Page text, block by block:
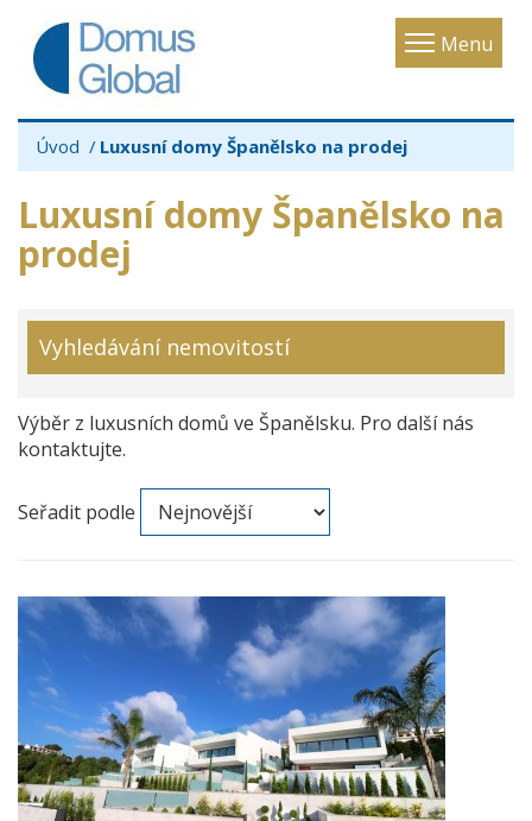
Menu
Toggle
Úvod Luxusní domy Španělsko na prodej
Luxusní domy Španělsko na
prodej
Vyhledávání nemovitostí
Výběr z luxusních domů ve Španělsku. Pro další nás
kontaktujte.
Seřadit podle